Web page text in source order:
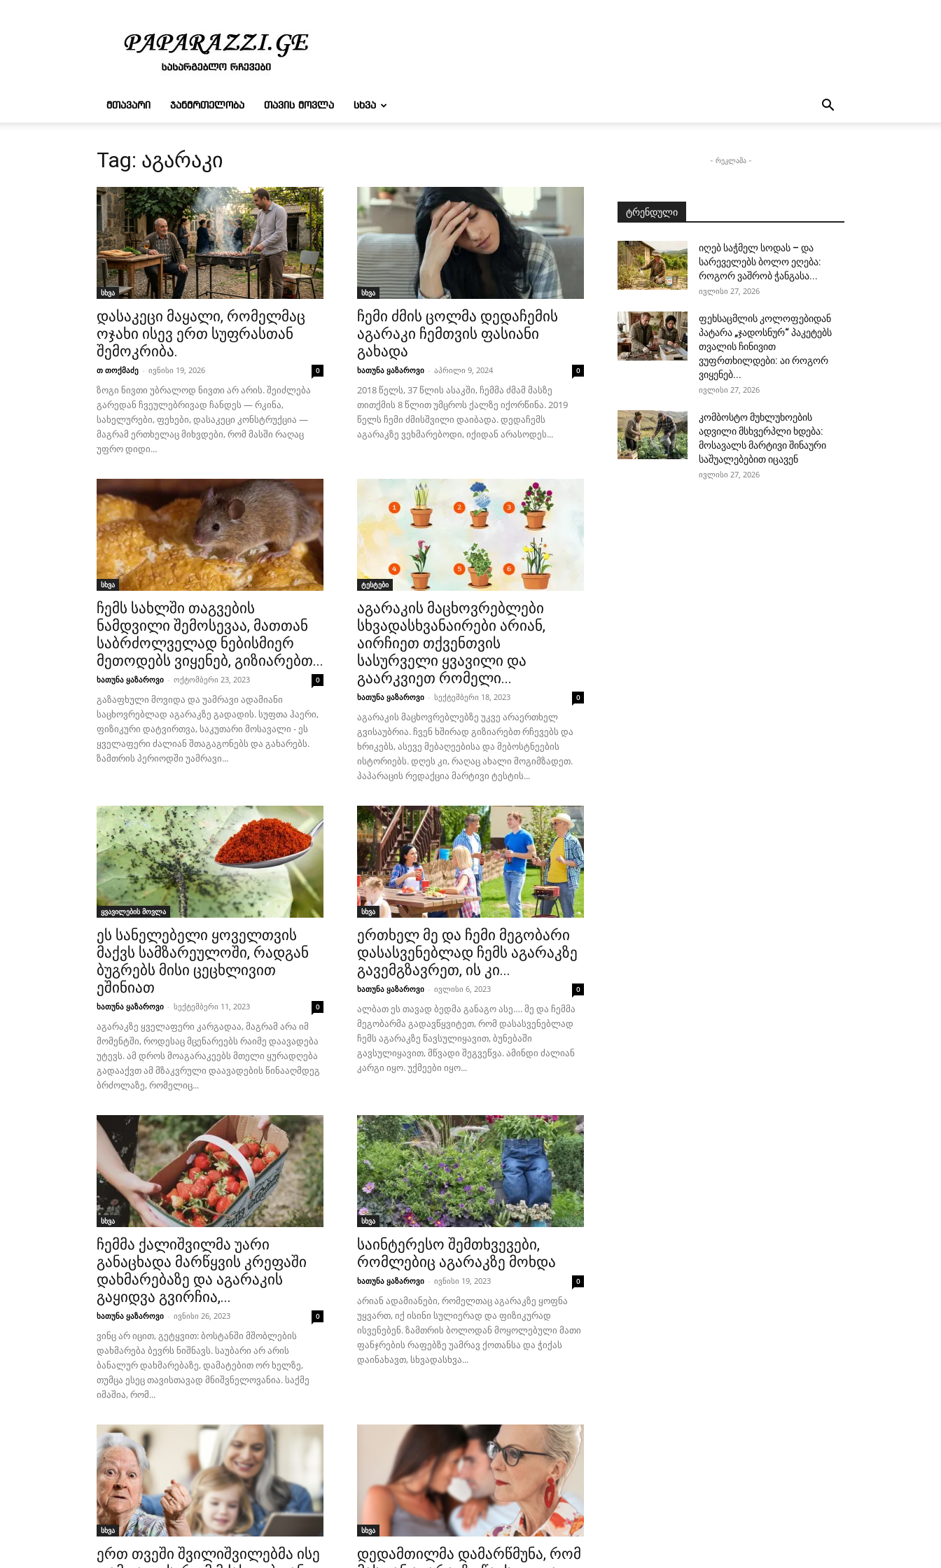
რჩევები
ᲛᲗᲐᲕᲐᲠᲘ ᲯᲐᲜᲛᲠᲗᲔᲚᲝᲑᲐ ᲗᲐᲕᲘᲡ ᲛᲝᲕᲚᲐ ᲡᲮᲕᲐ
Tag: აგარაკი
სხვა
დასაკეცი მაყალი, რომელმაც
ოჯახი ისევ ერთ სუფრასთან
შემოკრიბა.
თ თოქმაძე - ივნისი 19, 2026 0
ზოგი ნივთი უბრალოდ ნივთი არ არის. შეიძლება
გარედან ჩვეულებრივად ჩანდეს — რკინა,
სახელურები, ფეხები, დასაკეცი კონსტრუქცია —
მაგრამ ერთხელაც მიხვდები, რომ მასში რაღაც
უფრო დიდი...
სხვა
ჩემი ძმის ცოლმა დედაჩემის
აგარაკი ჩემთვის ფასიანი
გახადა
ხათუნა ყაზაროვი - აპრილი 9, 2024 0
2018 წელს, 37 წლის ასაკში, ჩემმა ძმამ მასზე
თითქმის 8 წლით უმცროს ქალზე იქორწინა. 2019
წელს ჩემი ძმისშვილი დაიბადა. დედაჩემს
აგარაკზე ვეხმარებოდი, იქიდან არასოდეს...
სხვა
ჩემს სახლში თაგვების
ნამდვილი შემოსევაა, მათთან
საბრძოლველად ნებისმიერ
მეთოდებს ვიყენებ, გიზიარებთ...
ხათუნა ყაზაროვი - ოქტომბერი 23, 2023 0
გაზაფხული მოვიდა და უამრავი ადამიანი
საცხოვრებლად აგარაკზე გადადის. სუფთა ჰაერი,
ფიზიკური დატვირთვა, საკუთარი მოსავალი - ეს
ყველაფერი ძალიან შთაგაგონებს და გახარებს.
ზამთრის პერიოდში უამრავი...
ტესტები
აგარაკის მაცხოვრებლები
სხვადასხვანაირები არიან,
აირჩიეთ თქვენთვის
სასურველი ყვავილი და
გაარკვიეთ რომელი...
ხათუნა ყაზაროვი - სექტემბერი 18, 2023 0
აგარაკის მაცხოვრებლებზე უკვე არაერთხელ
გვისაუბრია. ჩვენ ხშირად გიზიარებთ რჩევებს და
ხრიკებს, ასევე მებაღეებისა და მებოსტნეების
ისტორიებს. დღეს კი, რაღაც ახალი მოგიმზადეთ.
პაპარაცის რედაქცია მარტივი ტესტის...
ყვავილების მოვლა
ეს სანელებელი ყოველთვის
მაქვს სამზარეულოში, რადგან
ბუგრებს მისი ცეცხლივით
ეშინიათ
ხათუნა ყაზაროვი - სექტემბერი 11, 2023 0
აგარაკზე ყველაფერი კარგადაა, მაგრამ არა იმ
მომენტში, როდესაც მცენარეებს რაიმე დაავადება
უტევს. ამ დროს მოაგარაკეებს მთელი ყურადღება
გადააქვთ ამ მზაკვრული დაავადების წინააღმდეგ
ბრძოლაზე, რომელიც...
სხვა
ერთხელ მე და ჩემი მეგობარი
დასასვენებლად ჩემს აგარაკზე
გავემგზავრეთ, ის კი...
ხათუნა ყაზაროვი - ივლისი 6, 2023 0
ალბათ ეს თავად ბედმა განაგო ასე…. მე და ჩემმა
მეგობარმა გადავწყვიტეთ, რომ დასასვენებლად
ჩემს აგარაკზე წავსულიყავით, ბუნებაში
გავსულიყავით, მწვადი შეგვეწვა. ამინდი ძალიან
კარგი იყო. უქმეები იყო...
სხვა
ჩემმა ქალიშვილმა უარი
განაცხადა მარწყვის კრეფაში
დახმარებაზე და აგარაკის
გაყიდვა გვირჩია,...
ხათუნა ყაზაროვი - ივნისი 26, 2023 0
ვინც არ იცით, გეტყვით: ბოსტანში მშობლების
დახმარება ბევრს ნიშნავს. საუბარი არ არის
ბანალურ დახმარებაზე, დამატებით ორ ხელზე,
თუმცა ესეც თავისთავად მნიშვნელოვანია. საქმე
იმაშია, რომ...
სხვა
საინტერესო შემთხვევები,
რომლებიც აგარაკზე მოხდა
ხათუნა ყაზაროვი - ივნისი 19, 2023 0
არიან ადამიანები, რომელთაც აგარაკზე ყოფნა
უყვართ, იქ ისინი სულიერად და ფიზიკურად
ისვენებენ. ზამთრის ბოლოდან მოყოლებული მათი
ფანჯრების რაფებზე უამრავ ქოთანსა და ჭიქას
დაინახავთ, სხვადასხვა...
სხვა
ერთ თვეში შვილიშვილებმა ისე
სხვა
დედამთილმა დამარწმუნა, რომ
- რეკლამა -
ტრენდული
იღებ საჭმელ სოდას – და
სარეველებს ბოლო ეღება:
როგორ ვაშრობ ჭანგასა...
ივლისი 27, 2026
ფეხსაცმლის კოლოფებიდან
პატარა „ჯადოსნურ“ პაკეტებს
თვალის ჩინივით
ვუფრთხილდები: აი როგორ
ვიყენებ...
ივლისი 27, 2026
კომბოსტო მუხლუხოების
ადვილი მსხვერპლი ხდება:
მოსავალს მარტივი შინაური
საშუალებებით იცავენ
ივლისი 27, 2026